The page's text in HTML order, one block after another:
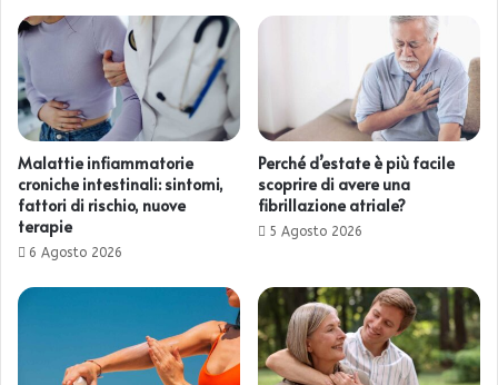
Malattie infiammatorie
croniche intestinali: sintomi,
fattori di rischio, nuove
terapie
6 Agosto 2026
Perché d’estate è più facile
scoprire di avere una
fibrillazione atriale?
5 Agosto 2026